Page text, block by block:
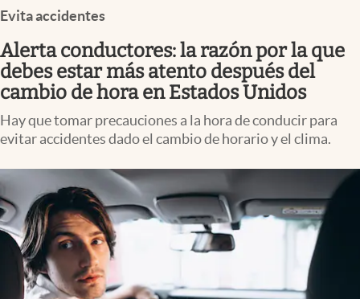
Espiritual
Streaming
PC y mobile
USA
Evita accidentes
Alerta conductores: la razón por la que
debes estar más atento después del
cambio de hora en Estados Unidos
Hay que tomar precauciones a la hora de conducir para
evitar accidentes dado el cambio de horario y el clima.